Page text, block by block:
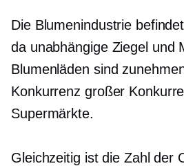
Die Blumenindustrie
da unabhängige Ziegel und
Blumenläden sind
Konkurrenz großer
Supermärkte.
Gleichzeitig ist die Zahl der